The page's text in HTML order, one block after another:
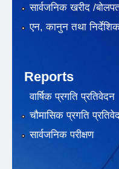
सार्वजनिक खरीद /
एन, कानुन तथा
Reports
वार्षिक प्रगति प्रतिवेदन
चौमासिक प्रगति
सार्वजनिक परीक्षण